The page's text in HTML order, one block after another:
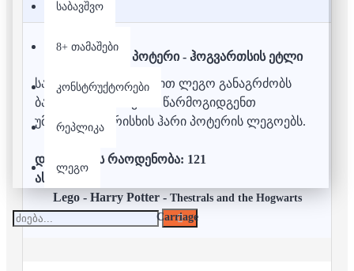
საბავშვო
8+ თამაშები
კონსტრუქტორები
რეპლიკა
ლეგო
ლეგო - ჰარი პოტერი - ჰოგვართსის ეტლი
საუკუნოვანი ისტორიით ლეგო განაგრძობს
ბავშვების გახარებას. წარმოგიდგენთ
უმაღლესი ხარისხის ჰარი პოტერის ლეგოებს.
დეტალების რაოდენობა: 121
ასაკი: 7+
Lego - Harry Potter - Thestrals and the Hogwarts
Carriage